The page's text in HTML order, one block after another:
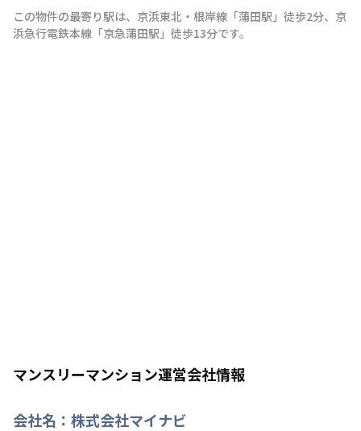
この物件の最寄り駅は、 京浜東北・根岸線 「蒲田駅 」 徒歩2分、 京
浜急行電鉄本線 「京急蒲田駅 」 徒歩13分です。
マンスリーマンション運営会社情報
会社名： 株式会社マイナビ